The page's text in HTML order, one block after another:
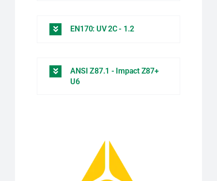
EN170: UV 2C - 1.2
ANSI Z87.1 - Impact Z87+
U6